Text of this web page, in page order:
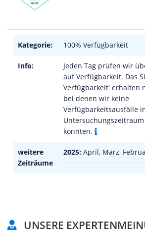
Kategorie: 100% Verfügbarkeit
Info:
Jeden Tag prüfen wir
auf Verfügbarkeit. Das
Verfügbarkeit' erhalten
bei denen wir keine
Verfügbarkeitsausfälle
konnten.
weitere
Zeiträume
2025: April, März,
UNSERE